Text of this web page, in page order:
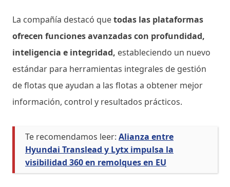
La compañía destacó quetodas las plataformas
ofrecen funciones avanzadas con profundidad,
inteligencia e integridad, estableciendo un nuevo
estándar para herramientas integrales de gestión
de flotas que ayudan a las flotas a obtener mejor
información, control y resultados prácticos.
Te recomendamos leer: Alianza entre
Hyundai Translead y Lytx impulsa la
visibilidad 360 en remolques en EU